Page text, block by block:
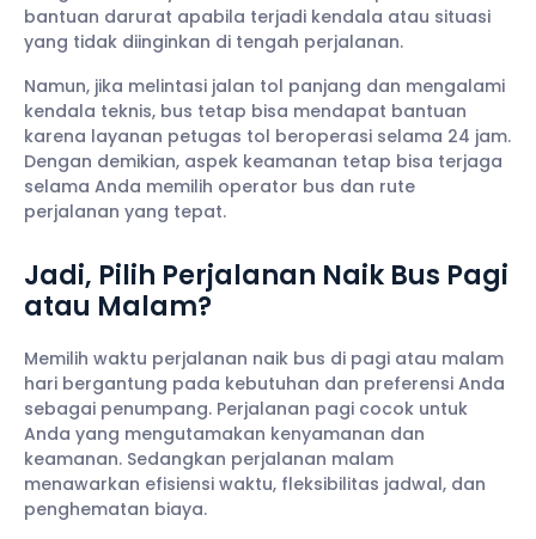
bantuan darurat apabila terjadi kendala atau situasi
yang tidak diinginkan di tengah perjalanan.
Namun, jika melintasi jalan tol panjang dan mengalami
kendala teknis, bus tetap bisa mendapat bantuan
karena layanan petugas tol beroperasi selama 24 jam.
Dengan demikian, aspek keamanan tetap bisa terjaga
selama Anda memilih operator bus dan rute
perjalanan yang tepat.
Jadi, Pilih Perjalanan Naik Bus Pagi
atau Malam?
Memilih waktu perjalanan naik bus di pagi atau malam
hari bergantung pada kebutuhan dan preferensi Anda
sebagai penumpang. Perjalanan pagi cocok untuk
Anda yang mengutamakan kenyamanan dan
keamanan. Sedangkan perjalanan malam
menawarkan efisiensi waktu, fleksibilitas jadwal, dan
penghematan biaya.